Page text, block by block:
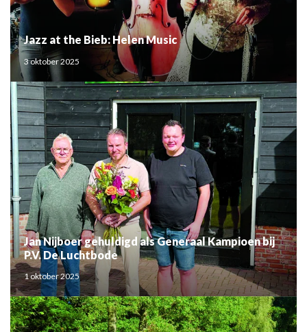
Jazz at the Bieb: Helen Music
3 oktober 2025
Jan Nijboer gehuldigd als Generaal Kampioen bij
P.V. De Luchtbode
1 oktober 2025